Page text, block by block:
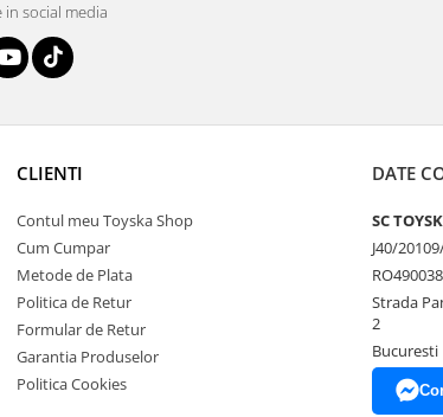
in social media
CLIENTI
Contul meu Toyska Shop
Cum Cumpar
Metode de Plata
Politica de Retur
Formular de Retur
Garantia Produselor
Politica Cookies
DATE
SC
J40/
Strada
2
Bucuresti